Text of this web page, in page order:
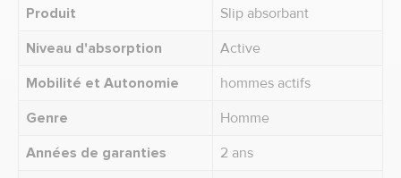
Produit
Slip absorbant
Niveau d'absorption
Active
Mobilité et Autonomie
hommes actifs
Genre
Homme
Années de garanties
2 ans